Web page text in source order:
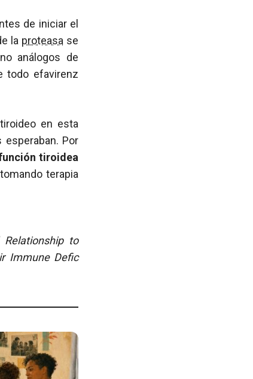
de iniciar el
la proteasa se
no análogos de
todo efavirenz
en esta
Por
tiroidea
terapia
to
Immune Defic